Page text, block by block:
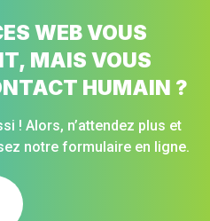
WEB VOUS
MAIS VOUS
HUMAIN ?
! Alors, n’attendez plus et
notre formulaire en ligne.